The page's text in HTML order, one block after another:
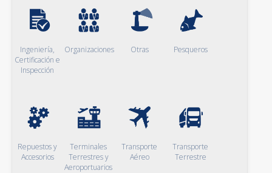
Ingeniería,
Certificación e
Inspección
Organizaciones Otras Pesqueros
Repuestos y
Accesorios
Terminales
Terrestres y
Aeroportuarios
Transporte
Aéreo
Transporte
Terrestre